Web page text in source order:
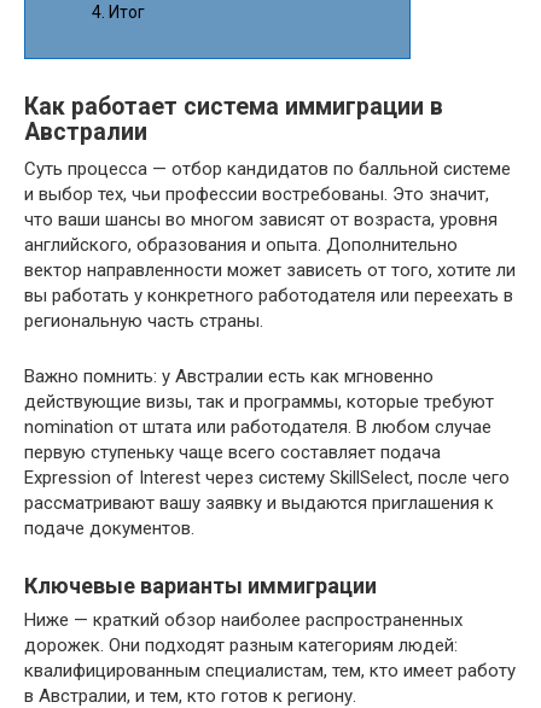
Итог
Как работает система иммиграции в
Австралии
Суть процесса — отбор кандидатов по балльной системе
и выбор тех, чьи профессии востребованы. Это значит,
что ваши шансы во многом зависят от возраста, уровня
английского, образования и опыта. Дополнительно
вектор направленности может зависеть от того, хотите ли
вы работать у конкретного работодателя или переехать в
региональную часть страны.
Важно помнить: у Австралии есть как мгновенно
действующие визы, так и программы, которые требуют
nomination от штата или работодателя. В любом случае
первую ступеньку чаще всего составляет подача
Expression of Interest через систему SkillSelect, после чего
рассматривают вашу заявку и выдаются приглашения к
подаче документов.
Ключевые варианты иммиграции
Ниже — краткий обзор наиболее распространенных
дорожек. Они подходят разным категориям людей:
квалифицированным специалистам, тем, кто имеет работу
в Австралии, и тем, кто готов к региону.